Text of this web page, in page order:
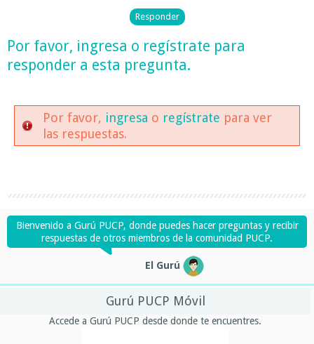
Por favor, ingresa o regístrate para
responder a esta pregunta.
Por favor, ingresa o regístrate para ver
las respuestas.
Bienvenido a Gurú PUCP, donde puedes hacer preguntas y recibir
respuestas de otros miembros de la comunidad PUCP.
El Gurú
Gurú PUCP Móvil
Accede a Gurú PUCP desde donde te encuentres.